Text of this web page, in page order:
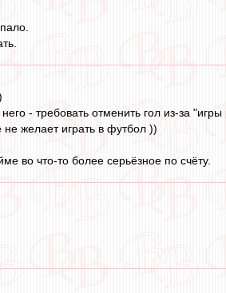
- требовать отменить гол из-за
желает играть в футбол ))
во что-то более серьёзное по счёту.